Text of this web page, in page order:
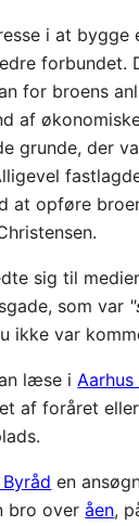
i at
forbundet.
for broens
af
grunde, der
at opføre
sig til
som var
ikke var
læse i
af foråret
en
bro overåen,